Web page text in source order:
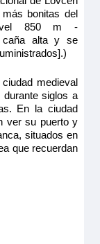
bonitas del
850 m -
caña alta y se
ciudad medieval
durante siglos a
En la ciudad
ver su puerto y
situados en
que recuerdan